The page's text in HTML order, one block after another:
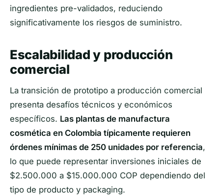
ingredientes pre-validados, reduciendo
significativamente los riesgos de suministro.
Escalabilidad y producción
comercial
La transición de prototipo a producción comercial
presenta desafíos técnicos y económicos
específicos. Las plantas de manufactura
cosmética en Colombia típicamente requieren
órdenes mínimas de 250 unidades por referencia,
lo que puede representar inversiones iniciales de
$2.500.000 a $15.000.000 COP dependiendo del
tipo de producto y packaging.